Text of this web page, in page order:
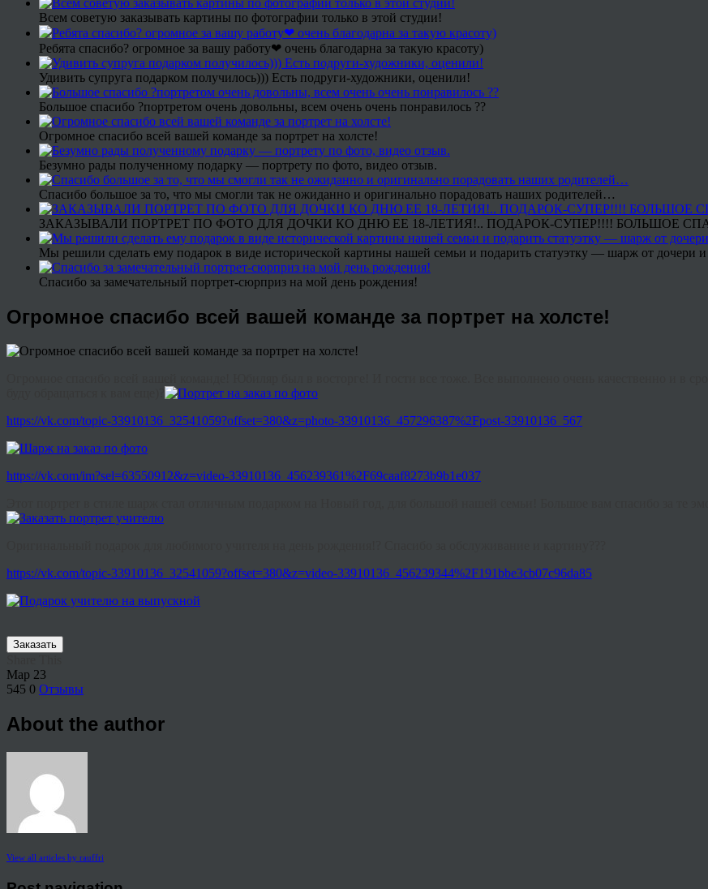
Всем советую заказывать картины по фотографии только в этой студии!
Ребята спасибо? огромное за вашу работу❤ очень благодарна за такую красоту)
Удивить супруга подарком получилось))) Есть подруги-художники, оценили!
Большое спасибо ?портретом очень довольны, всем очень очень понравилось ??
Огромное спасибо всей вашей команде за портрет на холсте!
Безумно рады полученному подарку — портрету по фото, видео отзыв.
Спасибо большое за то, что мы смогли так не ожиданно и оригинально порадовать наших родителей…
ЗАКАЗЫВАЛИ ПОРТРЕТ ПО ФОТО ДЛЯ ДОЧКИ КО ДНЮ ЕЕ 18-ЛЕТИЯ!.. ПОДАРОК-СУПЕР!!!! БОЛЬШОЕ
Мы решили сделать ему подарок в виде исторической картины нашей семьи и подарить статуэтку — шарж от дочери
Спасибо за замечательный портрет-сюрприз на мой день рождения!
Огромное спасибо всей вашей команде за портрет на холсте!
https://vk.com/topic-33910136_32541059?offset=380&z=photo-33910136_457296387%2Fpost-33910136_567
https://vk.com/im?sel=63550912&z=video-33910136_456239361%2F69caaf8273b9b1e037
https://vk.com/topic-33910136_32541059?offset=380&z=video-33910136_456239344%2F191bbe3cb07c96da85
Заказать
Мар 23
545 0 Отзывы
About the author
View all articles by rauffri